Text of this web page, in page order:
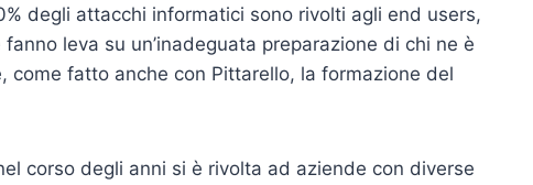
degli attacchi informatici sono rivolti agli end users,
leva su un’inadeguata preparazione di chi ne è
come fatto anche con Pittarello, la formazione del
corso degli anni si è rivolta ad aziende con diverse